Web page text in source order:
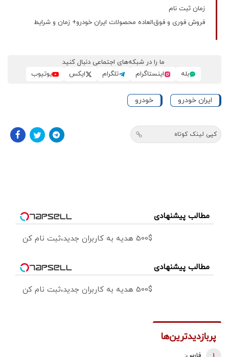
زمان ثبت نام
فروش فوری و فوق‌العاده محصولات ایران خودرو+ زمان و شرایط
ما را در شبکه‌های اجتماعی دنبال کنید
بله
اینستاگرام تلگرام ایکس یوتیوب
ایران خودرو خودرو
کپی لینک کوتاه
مطالب پیشنهادی
500$ هدیه به کاربران جدید،ثبت نام کن
مطالب پیشنهادی
500$ هدیه به کاربران جدید،ثبت نام کن
پربازدیدترین‌ها